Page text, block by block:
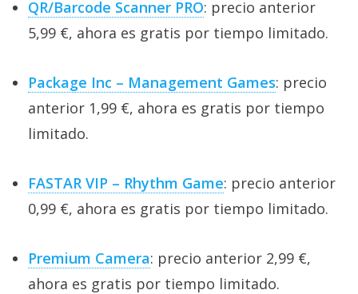
QR/Barcode Scanner PRO: precio anterior
5,99 €, ahora es gratis por tiempo limitado.
Package Inc – Management Games: precio
anterior 1,99 €, ahora es gratis por tiempo
limitado.
FASTAR VIP – Rhythm Game: precio anterior
0,99 €, ahora es gratis por tiempo limitado.
Premium Camera: precio anterior 2,99 €,
ahora es gratis por tiempo limitado.